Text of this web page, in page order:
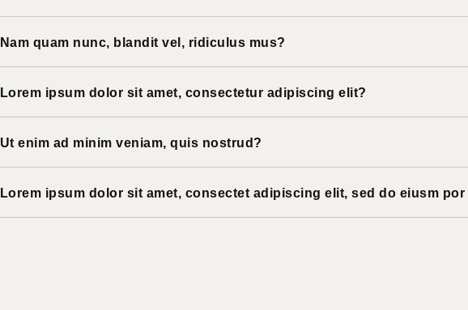
Nam quam nunc, blandit vel, ridiculus mus?
Lorem ipsum dolor sit amet, consectetur adipiscing elit?
Ut enim ad minim veniam, quis nostrud?
Lorem ipsum dolor sit amet, consectet adipiscing elit, sed do eiusm